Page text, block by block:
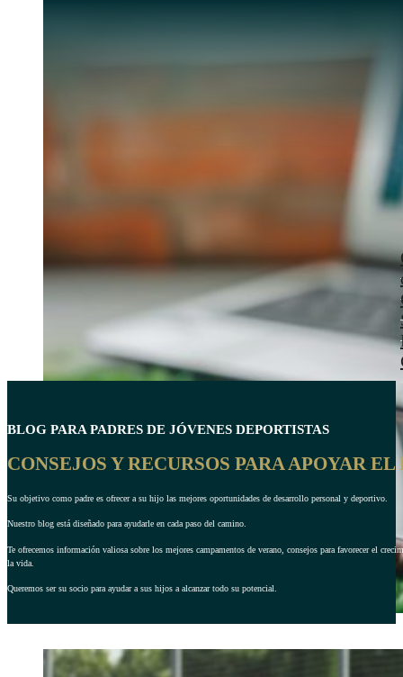
BLOG PARA PADRES DE JÓVENES DEPORTISTAS
CONSEJOS Y RECURSOS PARA APOYAR
Su objetivo como padre es ofrecer a su hijo las mejores oportunidades de desarrollo personal y deportivo.
Nuestro blog está diseñado para ayudarle en cada paso del camino.
Te ofrecemos información valiosa sobre los mejores campamentos de verano, consejos para favorecer el
la vida.
Queremos ser su socio para ayudar a sus hijos a alcanzar todo su potencial.